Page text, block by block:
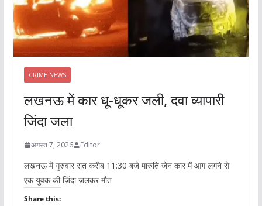
CRIME NEWS
लखनऊ में कार धू-धूकर जली, दवा व्यापारी
जिंदा जला
अगस्त 7, 2026 Editor
लखनऊ में गुरुवार रात करीब 11:30 बजे मारुति जेन कार में आग लगने से
एक युवक की जिंदा जलकर मौत
Share this: